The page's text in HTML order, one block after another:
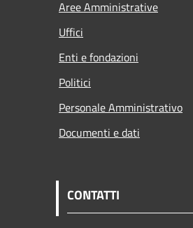
Aree Amministrative
Uffici
Enti e fondazioni
Politici
Personale Amministrativo
Documenti e dati
CONTATTI